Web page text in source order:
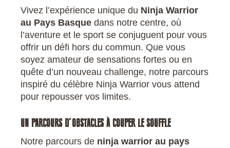
Vivez l’expérience unique du Ninja Warrior
au Pays Basque dans notre centre, où
l’aventure et le sport se conjuguent pour vous
offrir un défi hors du commun. Que vous
soyez amateur de sensations fortes ou en
quête d’un nouveau challenge, notre parcours
inspiré du célèbre Ninja Warrior vous attend
pour repousser vos limites.
UN PARCOURS D’OBSTACLES À COUPER LE SOUFFLE
Notre parcours de ninja warrior au pays